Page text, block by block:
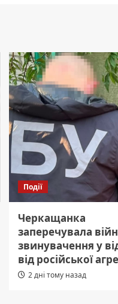
Події
Черкащанка
заперечувала
звинувачення у
від російської
2 дні тому назад